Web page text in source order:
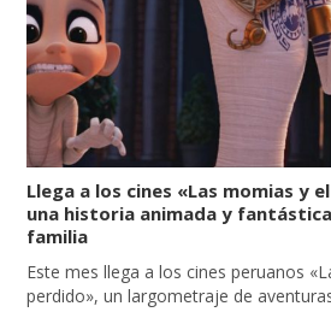
Llega a los cines «Las momias y
una historia animada y
familia
Este mes llega a los cines peruanos
perdido», un largometraje de